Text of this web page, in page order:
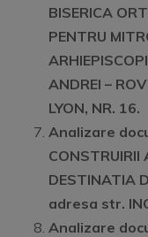
BISERICA
PENTRU
ANDREI –
LYON, NR. 16.
Analizare
CONSTRUIRII
DESTINATIA
adresa str.
Analizare